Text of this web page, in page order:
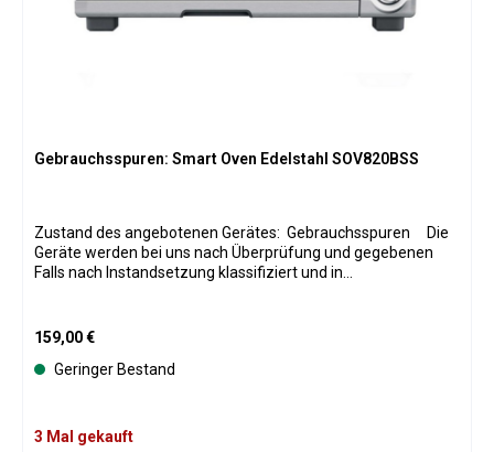
Gebrauchsspuren: Smart Oven Edelstahl SOV820BSS
Zustand des angebotenen Gerätes: Gebrauchsspuren Die
Geräte werden bei uns nach Überprüfung und gegebenen
Falls nach Instandsetzung klassifiziert und in
komplette originale Lieferumfang vorhanden. Daher ist eine
Bebilderung der einzelnen Geräte leider nicht möglich. Die
Geräte haben 12 Monate Gewährleistung. Die
Versandverpackung ersetzt. Die Geräte werden von uns
Regulärer Preis:
159,00 €
Geringer Bestand
3 Mal gekauft